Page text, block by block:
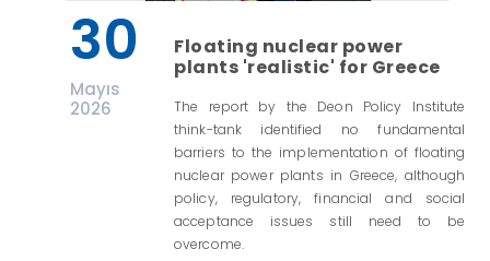
30
Mayıs
2026
Floating nuclear power
plants 'realistic' for Greece
The report by the Deon Policy Institute
think-tank identified no fundamental
barriers to the implementation of floating
nuclear power plants in Greece, although
policy, regulatory, financial and social
acceptance issues still need to be
overcome.